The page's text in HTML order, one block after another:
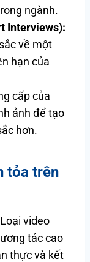
ngành.
Interviews):
về một
hạn của
cấp của
ảnh để tạo
hơn.
tỏa trên
Loại video
tác cao
thực và kết